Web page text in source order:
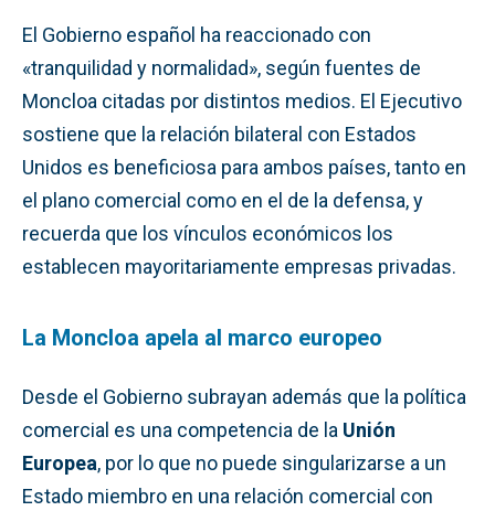
El Gobierno español ha reaccionado con
«tranquilidad y normalidad», según fuentes de
Moncloa citadas por distintos medios. El Ejecutivo
sostiene que la relación bilateral con Estados
Unidos es beneficiosa para ambos países, tanto en
el plano comercial como en el de la defensa, y
recuerda que los vínculos económicos los
establecen mayoritariamente empresas privadas.
La Moncloa apela al marco europeo
Desde el Gobierno subrayan además que la política
comercial es una competencia de la Unión
Europea, por lo que no puede singularizarse a un
Estado miembro en una relación comercial con